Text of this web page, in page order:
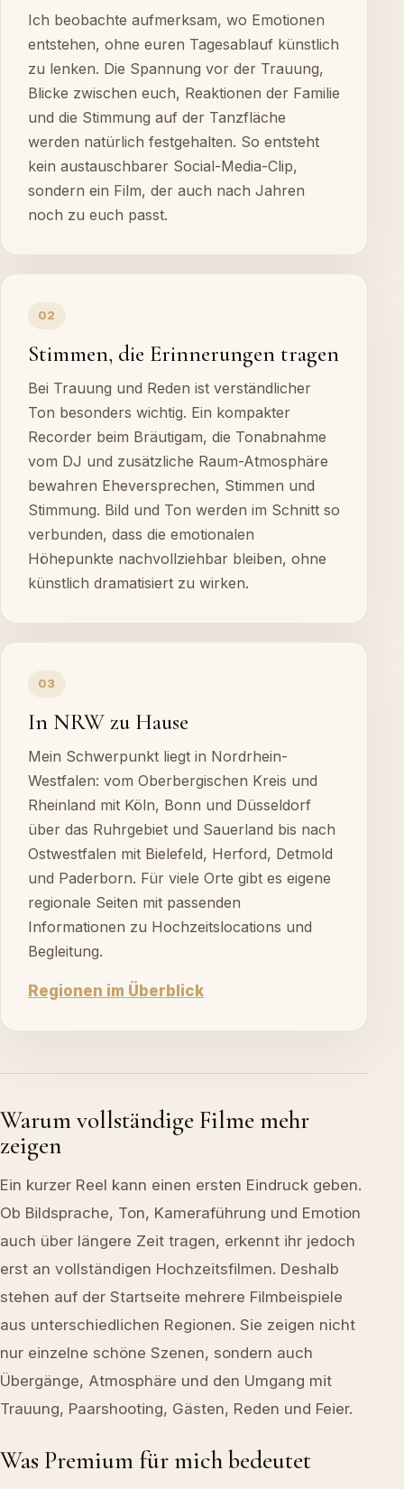
Ich beobachte aufmerksam, wo Emotionen
entstehen, ohne euren Tagesablauf künstlich
zu lenken. Die Spannung vor der Trauung,
Blicke zwischen euch, Reaktionen der Familie
und die Stimmung auf der Tanzfläche
werden natürlich festgehalten. So entsteht
kein austauschbarer Social-Media-Clip,
sondern ein Film, der auch nach Jahren
noch zu euch passt.
02
Stimmen, die Erinnerungen tragen
Bei Trauung und Reden ist verständlicher
Ton besonders wichtig. Ein kompakter
Recorder beim Bräutigam, die Tonabnahme
vom DJ und zusätzliche Raum-Atmosphäre
bewahren Eheversprechen, Stimmen und
Stimmung. Bild und Ton werden im Schnitt so
verbunden, dass die emotionalen
Höhepunkte nachvollziehbar bleiben, ohne
künstlich dramatisiert zu wirken.
03
In NRW zu Hause
Mein Schwerpunkt liegt in Nordrhein-
Westfalen: vom Oberbergischen Kreis und
Rheinland mit Köln, Bonn und Düsseldorf
über das Ruhrgebiet und Sauerland bis nach
Ostwestfalen mit Bielefeld, Herford, Detmold
und Paderborn. Für viele Orte gibt es eigene
regionale Seiten mit passenden
Informationen zu Hochzeitslocations und
Begleitung.
Regionen im Überblick
Warum vollständige Filme mehr
zeigen
Ein kurzer Reel kann einen ersten Eindruck geben.
Ob Bildsprache, Ton, Kameraführung und Emotion
auch über längere Zeit tragen, erkennt ihr jedoch
erst an vollständigen Hochzeitsfilmen. Deshalb
stehen auf der Startseite mehrere Filmbeispiele
aus unterschiedlichen Regionen. Sie zeigen nicht
nur einzelne schöne Szenen, sondern auch
Übergänge, Atmosphäre und den Umgang mit
Trauung, Paarshooting, Gästen, Reden und Feier.
Was Premium für mich bedeutet